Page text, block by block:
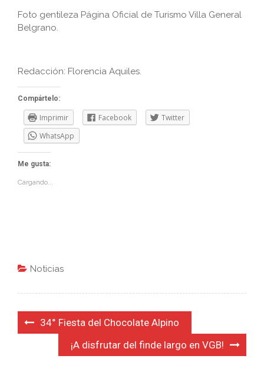
Foto gentileza Página Oficial de Turismo Villa General
Belgrano.
Redacción: Florencia Aquiles.
Compártelo:
Imprimir Facebook
Twitter
WhatsApp
Me gusta:
Cargando...
Noticias
Navegación
de
entradas
34° Fiesta del Chocolate Alpino
¡A disfrutar del finde largo en VGB!